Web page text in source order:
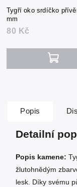
Tygří oko srdíčko
mm
80 Kč
Popis
Detailní
Popis kamene:
žlutohnědým
lesk. Díky svému